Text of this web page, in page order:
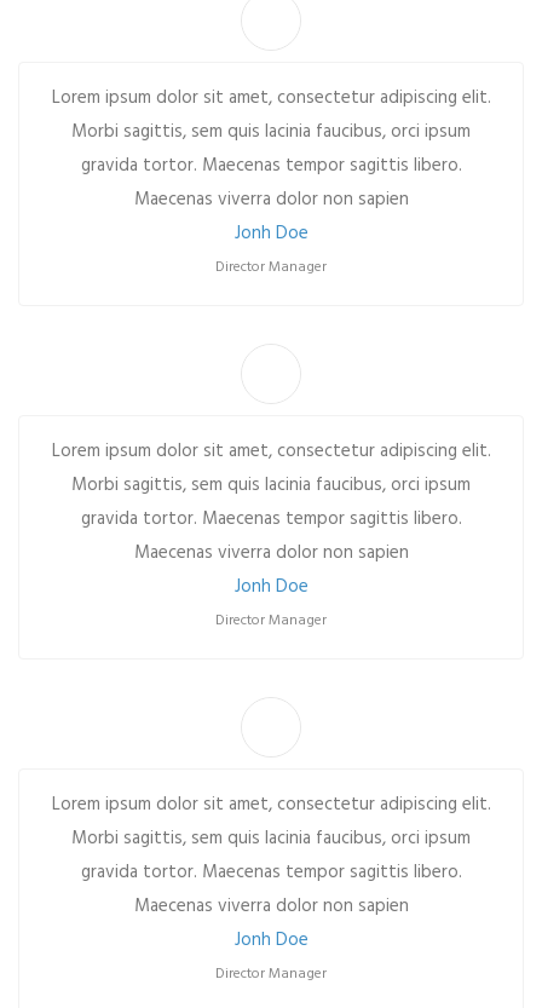
Lorem ipsum dolor sit amet, consectetur adipiscing elit.
Morbi sagittis, sem quis lacinia faucibus, orci ipsum
gravida tortor. Maecenas tempor sagittis libero.
Maecenas viverra dolor non sapien
Jonh Doe
Director Manager
Lorem ipsum dolor sit amet, consectetur adipiscing elit.
Morbi sagittis, sem quis lacinia faucibus, orci ipsum
gravida tortor. Maecenas tempor sagittis libero.
Maecenas viverra dolor non sapien
Jonh Doe
Director Manager
Lorem ipsum dolor sit amet, consectetur adipiscing elit.
Morbi sagittis, sem quis lacinia faucibus, orci ipsum
gravida tortor. Maecenas tempor sagittis libero.
Maecenas viverra dolor non sapien
Jonh Doe
Director Manager